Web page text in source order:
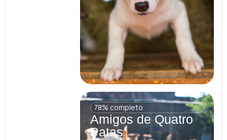
78% completo
Amigos de Quatro
Patas